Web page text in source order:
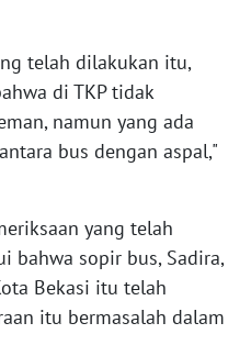
telah dilakukan itu,
di TKP tidak
namun yang ada
bus dengan aspal,"
yang telah
bahwa sopir bus, Sadira,
Bekasi itu telah
itu bermasalah dalam